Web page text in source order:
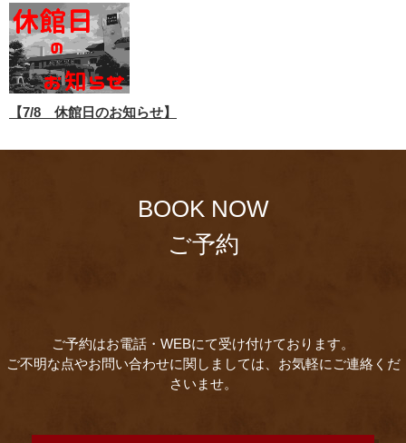
【7/8 休館日のお知らせ】
BOOK NOW
ご予約
ご予約はお電話・WEBにて受け付けております。
ご不明な点やお問い合わせに関しましては、お気軽にご連絡くだ
さいませ。